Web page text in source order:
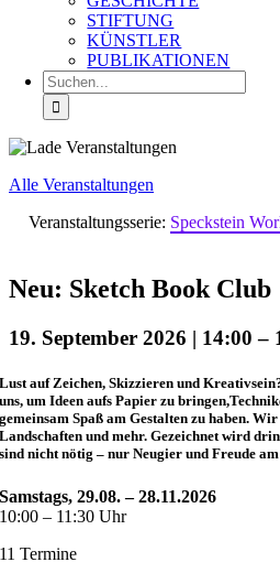
STIFTUNG
KÜNSTLER
PUBLIKATIONEN
Suche
nach:
Alle Veranstaltungen
Veranstaltungsserie: Speckstein
Neu: Sketch Book Club
19. September 2026 | 14:00 –
Lust auf Zeichen, Skizzieren und
uns, um Ideen aufs Papier zu
gemeinsam Spaß am Gestalten zu haben.
Landschaften und mehr. Gezeichnet wird
sind nicht nötig – nur Neugier und Freude
Samstags, 29.08. – 28.11.2026
10:00 – 11:30 Uhr
11 Termine